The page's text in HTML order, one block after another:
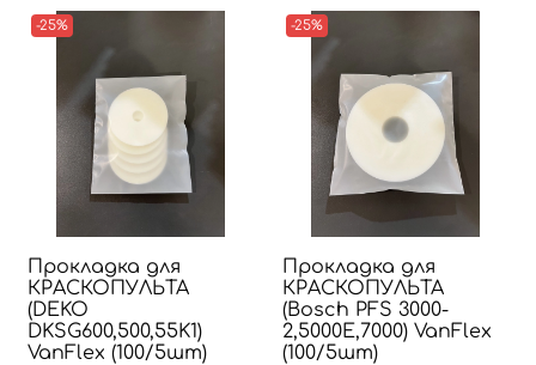
-25%
Прокладка для
КРАСКОПУЛЬТА
(DEKO
DKSG600,500,55K1)
VanFlex (100/5шт)
-25%
Прокладка для
КРАСКОПУЛЬТА
(Bosch PFS 3000-
2,5000E,7000) VanFlex
(100/5шт)